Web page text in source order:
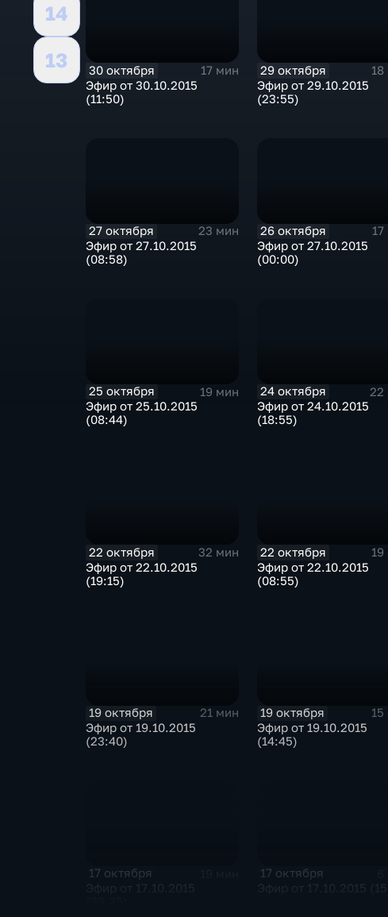
14
13
30 октября
17 мин
Эфир от 30.10.2015
(11:50)
29 октября
18
Эфир от 29.10.2015
(23:55)
27 октября
23 мин
Эфир от 27.10.2015
(08:58)
26 октября
Эфир от 27.10.2015
(00:00)
25 октября
19 мин
Эфир от 25.10.2015
(08:44)
24 октября
22
Эфир от 24.10.2015
(18:55)
22 октября
32 мин
Эфир от 22.10.2015
(19:15)
22 октября
19
Эфир от 22.10.2015
(08:55)
19 октября
21 мин
Эфир от 19.10.2015
(23:40)
19 октября
15
Эфир от 19.10.2015
(14:45)
17 октября 17 октября